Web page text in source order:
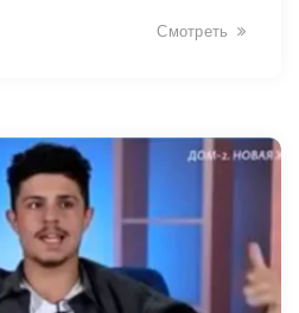
Смотреть